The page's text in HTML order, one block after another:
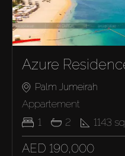
Azure
Palm Jumeirah
Appartement
1
2 1143
AED 190,000